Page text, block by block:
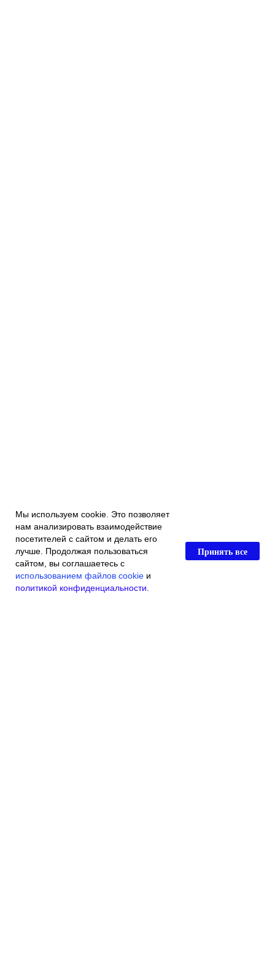
Главная Каталог магазина
Мы используем cookie. Это позволяет
нам анализировать взаимодействие
посетителей с сайтом и делать его
лучше. Продолжая пользоваться
сайтом, вы соглашаетесь с
использованием файлов cookie и
политикой конфиденциальности
Принять все